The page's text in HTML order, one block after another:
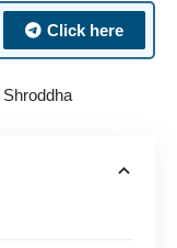
Click here
Shroddha